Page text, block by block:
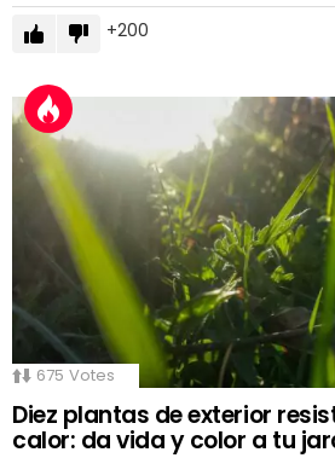
200
675 Votes
Diez plantas de exterior
calor: da vida y color a tu